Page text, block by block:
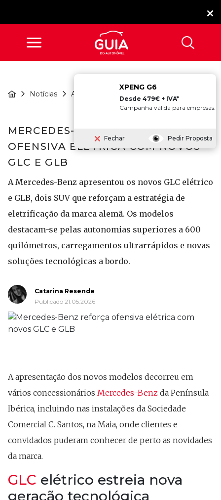
Notícias Atualidade
Mercedes-Benz Reforça
Ofensiva...
MERCEDES-BENZ REFORÇA
OFENSIVA ELÉTRICA COM NOVOS
GLC E GLB
A Mercedes-Benz apresentou os novos GLC elétrico
e GLB, dois SUV que reforçam a estratégia de
eletrificação da marca alemã. Os modelos
destacam-se pelas autonomias superiores a 600
quilómetros, carregamentos ultrarrápidos e novas
soluções tecnológicas a bordo.
Catarina Resende
Publicado 21.05.2026
A apresentação dos novos modelos decorreu em
vários concessionários Mercedes-Benz da Península
Ibérica, incluindo nas instalações da Sociedade
Comercial C. Santos, na Maia, onde clientes e
convidados puderam conhecer de perto as novidades
da marca.
GLC elétrico estreia nova
geração tecnológica
XPENG G6
Desde 479€ + IVA*
Campanha válida para empresas.
Fechar Pedir Proposta